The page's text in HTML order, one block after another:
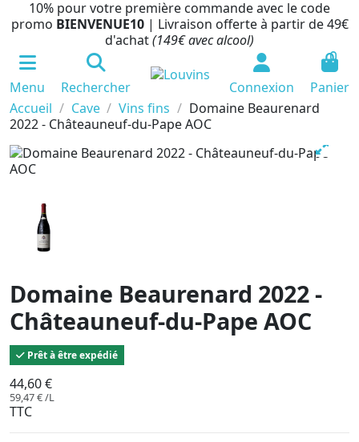
10% pour votre première commande avec le code
promo BIENVENUE10 | Livraison offerte à partir de 49€
d'achat(149€ avec alcool)
Menu Rechercher Connexion
0
Panier
Accueil
Cave Vins fins
Domaine Beaurenard
2022 - Châteauneuf-du-Pape AOC
Domaine Beaurenard 2022 -
Châteauneuf-du-Pape AOC
Prêt à être expédié
44,60 €
59,47 € /L
TTC